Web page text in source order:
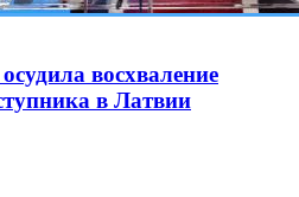
восхваление
в Латвии